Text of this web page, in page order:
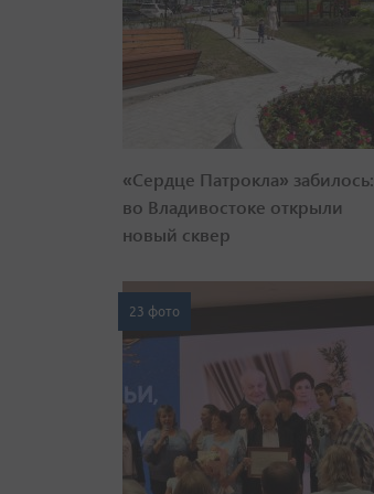
«Сердце Патрокла» забилось:
во Владивостоке открыли
новый сквер
23 фото